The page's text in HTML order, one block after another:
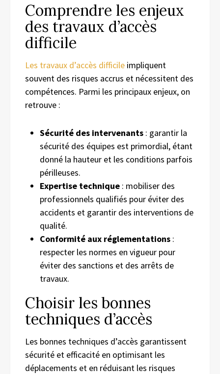
Comprendre les enjeux
des travaux d’accès
difficile
Les travaux d’accès difficile impliquent
souvent des risques accrus et nécessitent des
compétences. Parmi les principaux enjeux, on
retrouve :
Sécurité des intervenants : garantir la
sécurité des équipes est primordial, étant
donné la hauteur et les conditions parfois
périlleuses.
Expertise technique : mobiliser des
professionnels qualifiés pour éviter des
accidents et garantir des interventions de
qualité.
Conformité aux réglementations :
respecter les normes en vigueur pour
éviter des sanctions et des arrêts de
travaux.
Choisir les bonnes
techniques d’accès
Les bonnes techniques d’accès garantissent
sécurité et efficacité en optimisant les
déplacements et en réduisant les risques